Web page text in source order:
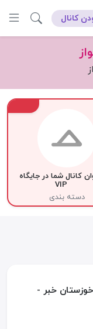
کانال
کانال شما در جایگاه
VIP
دسته بندی
خبر -